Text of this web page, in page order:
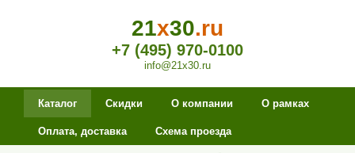
21x30.ru
+7 (495) 970-0100
info@21x30.ru
Каталог Скидки О компании О рамках
Оплата, доставка Схема проезда